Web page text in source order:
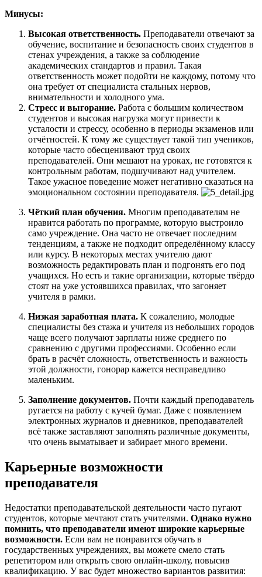
Минусы:
Высокая ответственность. Преподаватели отвечают за
обучение, воспитание и безопасность своих студентов в
стенах учреждения, а также за соблюдение
академических стандартов и правил. Такая
ответственность может подойти не каждому, потому что
она требует от специалиста стальных нервов,
внимательности и холодного ума.
Стресс и выгорание. Работа с большим количеством
студентов и высокая нагрузка могут привести к
усталости и стрессу, особенно в периоды экзаменов или
отчётностей. К тому же существует такой тип учеников,
которые часто обесценивают труд своих
преподавателей. Они мешают на уроках, не готовятся к
контрольным работам, подшучивают над учителем.
Такое ужасное поведение может негативно сказаться на
эмоциональном состоянии преподавателя.
Чёткий план обучения. Многим преподавателям не
нравится работать по программе, которую выстроило
само учреждение. Она часто не отвечает последним
тенденциям, а также не подходит определённому классу
или курсу. В некоторых местах учителю дают
возможность редактировать план и подгонять его под
учащихся. Но есть и такие организации, которые твёрдо
стоят на уже устоявшихся правилах, что загоняет
учителя в рамки.
Низкая заработная плата. К сожалению, молодые
специалисты без стажа и учителя из небольших городов
чаще всего получают зарплаты ниже среднего по
сравнению с другими профессиями. Особенно если
брать в расчёт сложность, ответственность и важность
этой должности, гонорар кажется несправедливо
маленьким.
Заполнение документов. Почти каждый преподаватель
ругается на работу с кучей бумаг. Даже с появлением
электронных журналов и дневников, преподавателей
всё также заставляют заполнять различные документы,
что очень выматывает и забирает много времени.
Карьерные возможности
преподавателя
Недостатки преподавательской деятельности часто пугают
студентов, которые мечтают стать учителями. Однако нужно
помнить, что преподаватели имеют широкие карьерные
возможности. Если вам не понравится обучать в
государственных учреждениях, вы можете смело стать
репетитором или открыть свою онлайн-школу, повысив
квалификацию. У вас будет множество вариантов развития: